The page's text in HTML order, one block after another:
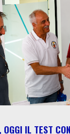
OGGI IL TEST